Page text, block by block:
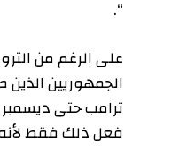
على الرغم من الترويج
الجمهوريين الذين
ترامب حتى ديسمبر مع
فعل ذلك فقط لأنه قد